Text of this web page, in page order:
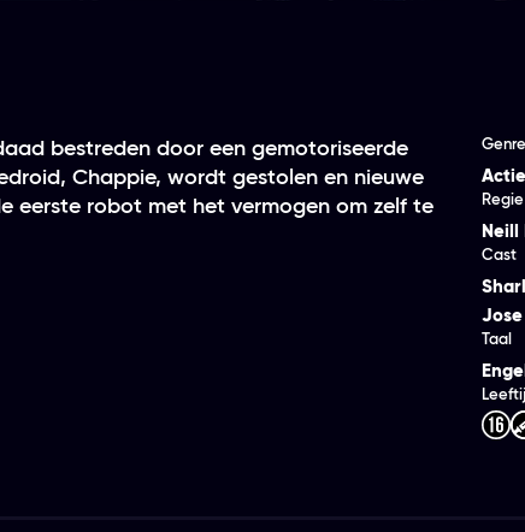
bestreden door een gemotoriseerde
Chappie, wordt gestolen en nieuwe
eerste robot met het vermogen om zelf te
Genre
Actie
Regie
Neill
Cast
Taal